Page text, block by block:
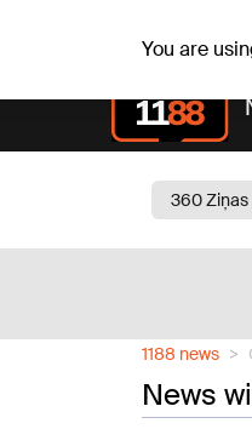
You are
360 Ziņas
1188 news
News